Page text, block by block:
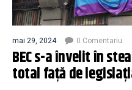
mai 29, 2024 0 Comentariu
BEC s-a învelit în
total față de